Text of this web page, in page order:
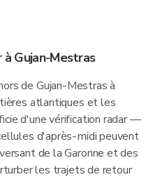
Gujan-Mestras
de Gujan-Mestras à
atlantiques et les
d'une vérification radar —
d'après-midi peuvent
de la Garonne et des
les trajets de retour